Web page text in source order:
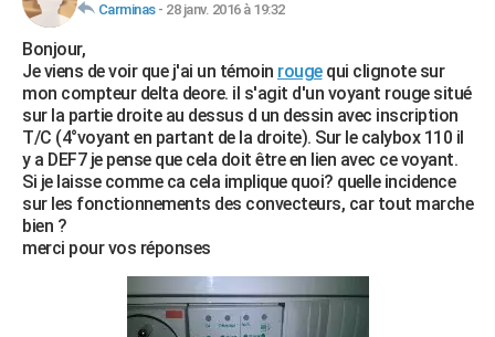
Retraite
Impôts
Epargne
Immobilier
Risques naturels par ville
Banque
Assurance
Crédit
AUTO
Essais
Réserver un essai
Citadines
Berlines
SUV
Forum auto
+HIGH-TECH
Mobiles
Meilleur smartphone
Internet
Ordinateurs
Jeux vidéo
Guide high-tech
+BRICOLAGE
Forum
Aménagement intérieur
Extérieur
Cuisine
Salle de bains
Jardinage
Rangement
WEEK-END
Guides de France
Escapades
Patrimoine
Expositions
Musées
Week-end nature
LIFESTYLE
Art de vivre
Bien-être
Loisirs
Modes de vie
SANTE
Carminas- 28 janv. 2016 à 19:32
Bonjour,
Je viens de voir que j'ai un témoin rougequi clignote sur
mon compteur delta deore. il s'agit d'un voyant rouge situé
sur la partie droite au dessus d un dessin avec inscription
T/C (4°voyant en partant de la droite). Sur le calybox 110 il
y a DEF7 je pense que cela doit être en lien avec ce voyant.
Si je laisse comme ca cela implique quoi? quelle incidence
sur les fonctionnements des convecteurs, car tout marche
bien ?
merci pour vos réponses